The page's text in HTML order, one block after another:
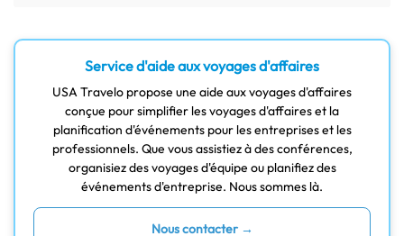
Service d'aide aux voyages d'affaires
USA Travelo propose une aide aux voyages d'affaires
conçue pour simplifier les voyages d'affaires et la
planification d'événements pour les entreprises et les
professionnels. Que vous assistiez à des conférences,
organisiez des voyages d'équipe ou planifiez des
événements d'entreprise. Nous sommes là.
Nous contacter →